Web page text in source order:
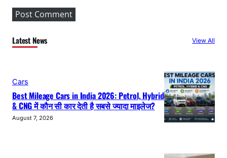
Latest News View All
Cars
Best Mileage Cars in India 2026: Petrol, Hybrid
& CNG में कौन सी कार देती है सबसे ज्यादा माइलेज?
August 7, 2026